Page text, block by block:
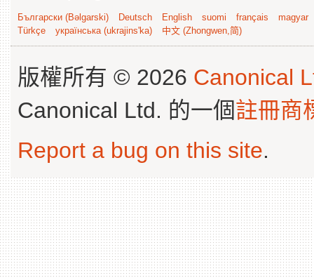
Български (Bəlgarski) Deutsch English suomi français
magyar
Türkçe
українська (ukrajins'ka) 中文 (Zhongwen,简)
版權所有 © 2026 Canonical
Canonical Ltd. 的一個註冊商
Report a bug on this site.